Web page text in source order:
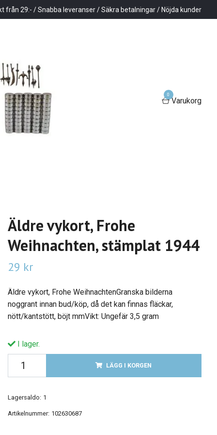
från 29:- / Snabba leveranser / Säkra betalningar / Nöjda kunder
0
Varukorg
Äldre vykort, Frohe
Weihnachten, stämplat 1944
29 kr
Äldre vykort, Frohe WeihnachtenGranska bilderna
noggrant innan bud/köp, då det kan finnas fläckar,
nött/kantstött, böjt mmVikt: Ungefär 3,5 gram
I lager.
LÄGG I KORGEN
Lagersaldo: 1
Artikelnummer: 102630687